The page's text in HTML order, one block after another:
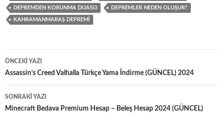
DEPREMDEN KORUNMA DUASI3 DEPREMLER NEDEN OLUŞUR?
KAHRAMANMARAŞ DEPREMI
Yazı
dolaşımı
ÖNCEKI YAZI
Assassin’s Creed Valhalla Türkçe Yama İndirme (GÜNCEL) 2024
SONRAKI YAZI
Minecraft Bedava Premium Hesap – Beleş Hesap 2024 (GÜNCEL)